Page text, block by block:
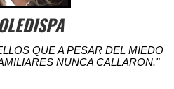
QUE A PESAR DEL MIEDO
NUNCA CALLARON."